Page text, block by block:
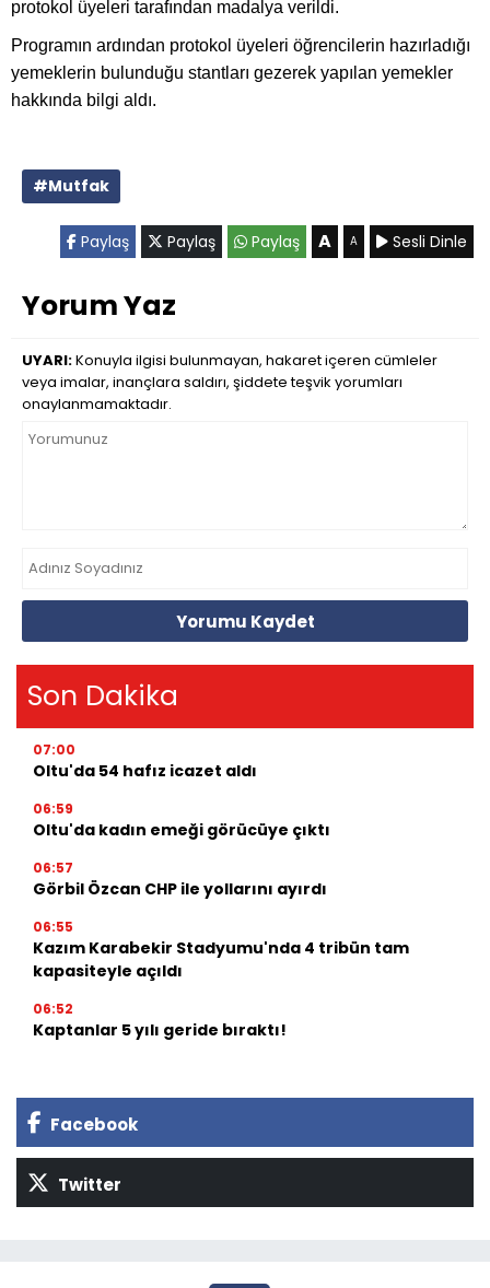
protokol üyeleri tarafından madalya verildi.
Programın ardından protokol üyeleri öğrencilerin hazırladığı
yemeklerin bulunduğu stantları gezerek yapılan yemekler
hakkında bilgi aldı.
#Mutfak
Paylaş Paylaş Paylaş A A Sesli Dinle
Yorum Yaz
UYARI:Konuyla ilgisi bulunmayan, hakaret içeren cümleler
veya imalar, inançlara saldırı, şiddete teşvik yorumları
onaylanmamaktadır.
Yorumu Kaydet
Son Dakika
07:00
Oltu'da 54 hafız icazet aldı
06:59
Oltu'da kadın emeği görücüye çıktı
06:57
Görbil Özcan CHP ile yollarını ayırdı
06:55
Kazım Karabekir Stadyumu'nda 4 tribün tam
kapasiteyle açıldı
06:52
Kaptanlar 5 yılı geride bıraktı!
Facebook
Twitter